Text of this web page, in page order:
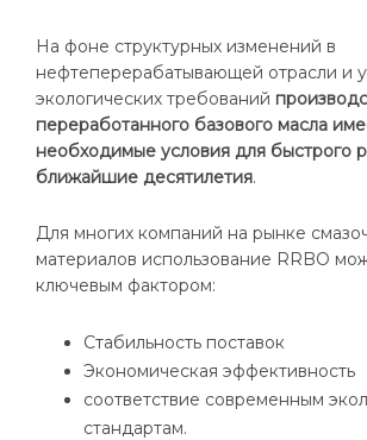
На фоне структурных изменений в
нефтеперерабатывающей отрасли и
экологических требований
переработанного базового масла
необходимые условия для быстрого
ближайшие десятилетия.
Для многих компаний на рынке
материалов использование RRBO
ключевым фактором:
Стабильность поставок
Экономическая эффективность
соответствие современным
стандартам.